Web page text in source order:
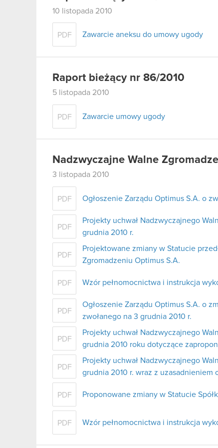
10 listopada 2010
PDF Zawarcie aneksu do umowy ugody
Raport bieżący nr 86/2010
5 listopada 2010
PDF Zawarcie umowy ugody
Nadzwyczajne Walne
3 listopada 2010
PDF Ogłoszenie Zarządu Optimus S.A. o
PDF
Projekty uchwał Nadzwyczajnego
grudnia 2010 r.
PDF
Projektowane zmiany w Statucie
Zgromadzeniu Optimus S.A.
PDF Wzór pełnomocnictwa i instrukcja
PDF
Ogłoszenie Zarządu Optimus S.A. o
zwołanego na 3 grudnia 2010 r.
PDF
Projekty uchwał Nadzwyczajnego
grudnia 2010 roku dotyczące
PDF
Projekty uchwał Nadzwyczajnego
grudnia 2010 r. wraz z uzasadnieniem
PDF Proponowane zmiany w Statucie
PDF Wzór pełnomocnictwa i instrukcja